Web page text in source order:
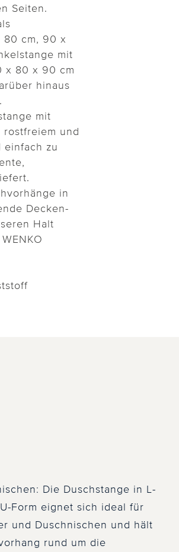
Seiten.
80 cm, 90 x
mit
x 80 x 90 cm
hinaus
mit
rostfreiem und
einfach zu
in
Decken-
Halt
Die Duschstange in L-
Form eignet sich ideal für
und Duschnischen und hält
rund um die